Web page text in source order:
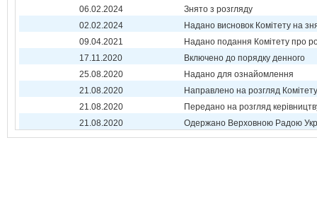
06.02.2024
Знято з розгляду
02.02.2024
Надано висновок Комітету на
09.04.2021
Надано подання Комітету про
17.11.2020
Включено до порядку денного
25.08.2020
Надано для ознайомлення
21.08.2020
Направлено на розгляд Комітету
21.08.2020
Передано на розгляд
21.08.2020
Одержано Верховною Радою